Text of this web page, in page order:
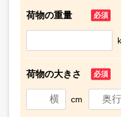
荷物の重量 必須
荷物の大きさ 必須
cm